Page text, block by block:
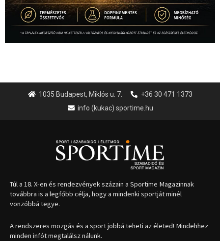
1035 Budapest, Miklós u. 7.
+36 30 471 1373
info (kukac) sportime.hu
Túl a 18. X-en és rendezvények százain a Sportime Magazinnak
továbbra is a legfőbb célja, hogy a mindenki sportját minél
vonzóbbá tegye.
A rendszeres mozgás és a sport jobbá teheti az életed! Mindehhez
minden infót megtalálsz nálunk.